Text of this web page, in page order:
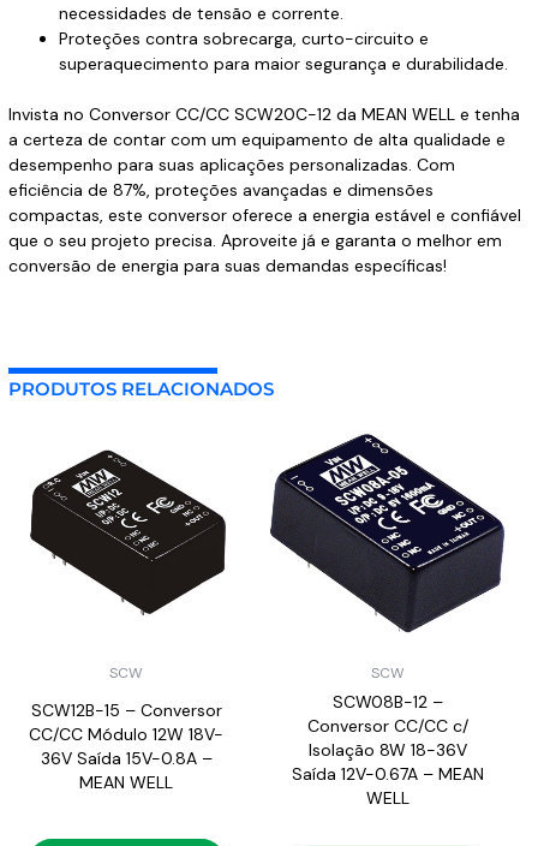
necessidades de tensão e corrente.
Proteções contra sobrecarga, curto-circuito e
superaquecimento para maior segurança e durabilidade.
Invista no Conversor CC/CC SCW20C-12 da MEAN WELL e tenha
a certeza de contar com um equipamento de alta qualidade e
desempenho para suas aplicações personalizadas. Com
eficiência de 87%, proteções avançadas e dimensões
compactas, este conversor oferece a energia estável e confiável
que o seu projeto precisa. Aproveite já e garanta o melhor em
conversão de energia para suas demandas específicas!
PRODUTOS RELACIONADOS
SCW
SCW12B-15 – Conversor
CC/CC Módulo 12W 18V-
36V Saída 15V-0.8A –
MEAN WELL
SCW
SCW08B-12 –
Conversor CC/CC c/
Isolação 8W 18-36V
Saída 12V-0.67A – MEAN
WELL